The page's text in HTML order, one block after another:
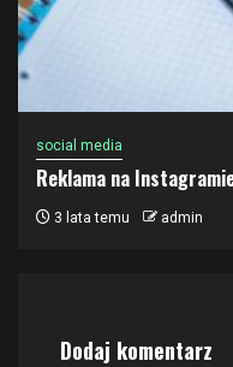
social media
Reklama na
3 lata temu admin
Dodaj komentarz